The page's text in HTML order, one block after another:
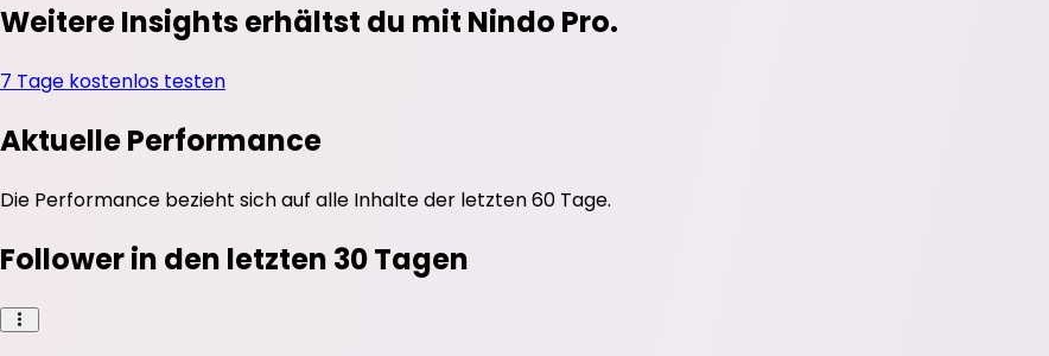
Weitere Insights erhältst du mit Nindo Pro.
7 Tage kostenlos testen
Aktuelle Performance
Die Performance bezieht sich auf alle Inhalte der letzten 60 Tage.
Follower in den letzten 30 Tagen